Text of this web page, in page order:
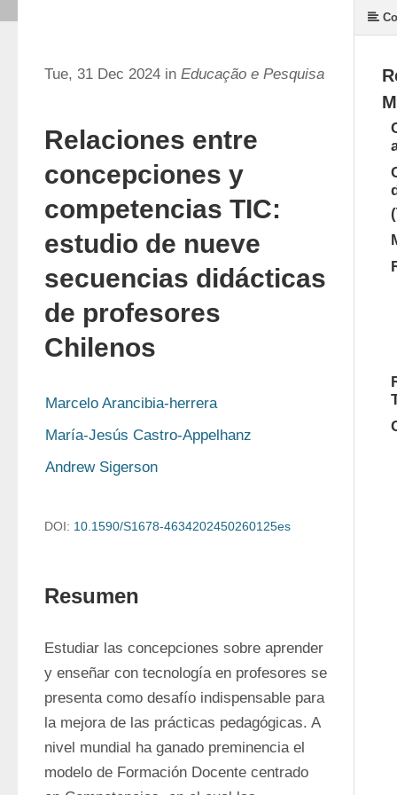
Tue, 31 Dec 2024 in Educação e Pesquisa
Relaciones entre
concepciones y
competencias TIC:
estudio de nueve
secuencias didácticas
de profesores
Chilenos
Marcelo Arancibia-herrera
María-Jesús Castro-Appelhanz
Andrew Sigerson
DOI: 10.1590/S1678-4634202450260125es
Resumen
Estudiar las concepciones sobre aprender
y enseñar con tecnología en profesores se
presenta como desafío indispensable para
la mejora de las prácticas pedagógicas. A
nivel mundial ha ganado preminencia el
modelo de Formación Docente centrado